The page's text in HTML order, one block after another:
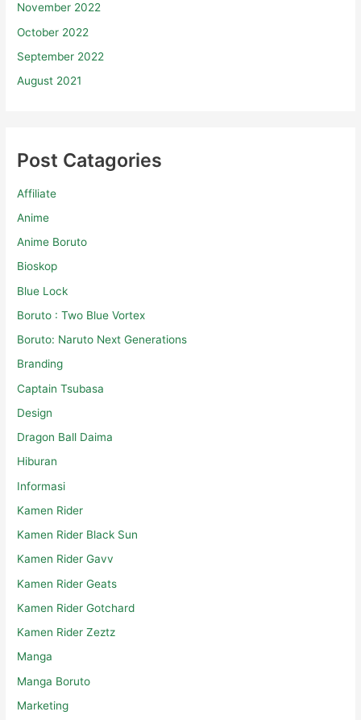
November 2022
October 2022
September 2022
August 2021
Post Catagories
Affiliate
Anime
Anime Boruto
Bioskop
Blue Lock
Boruto : Two Blue Vortex
Boruto: Naruto Next Generations
Branding
Captain Tsubasa
Design
Dragon Ball Daima
Hiburan
Informasi
Kamen Rider
Kamen Rider Black Sun
Kamen Rider Gavv
Kamen Rider Geats
Kamen Rider Gotchard
Kamen Rider Zeztz
Manga
Manga Boruto
Marketing